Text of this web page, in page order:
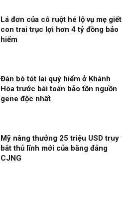
Lá đơn của cô ruột hé lộ vụ mẹ giết
con trai trục lợi hơn 4 tỷ đồng bảo
hiểm
Đàn bò tót lai quý hiếm ở Khánh
Hòa trước bài toán bảo tồn nguồn
gene độc nhất
Mỹ nâng thưởng 25 triệu USD truy
bắt thủ lĩnh mới của băng đảng
CJNG